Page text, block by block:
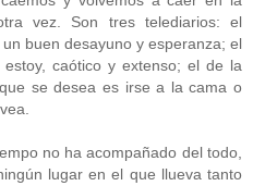
vez. Son tres telediarios: el
buen desayuno y esperanza; el
caótico y extenso; el de la
se desea es irse a la cama o
no ha acompañado del todo,
lugar en el que llueva tanto